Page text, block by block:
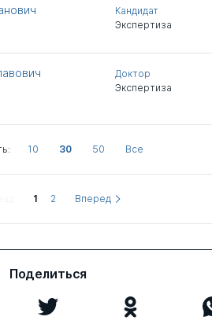
Кандидат
Экспертиза
Доктор
Экспертиза
10 30 50 Все
1 2 Вперед
Поделиться